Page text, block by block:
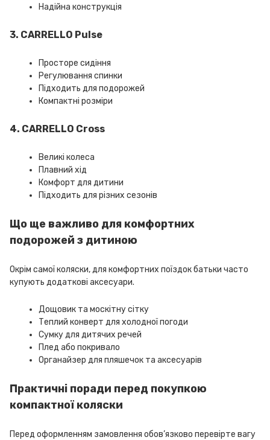
Надійна конструкція
3. CARRELLO Pulse
Просторе сидіння
Регулювання спинки
Підходить для подорожей
Компактні розміри
4. CARRELLO Cross
Великі колеса
Плавний хід
Комфорт для дитини
Підходить для різних сезонів
Що ще важливо для комфортних
подорожей з дитиною
Окрім самої коляски, для комфортних поїздок батьки часто
купують додаткові аксесуари.
Дощовик та москітну сітку
Теплий конверт для холодної погоди
Сумку для дитячих речей
Плед або покривало
Органайзер для пляшечок та аксесуарів
Практичні поради перед покупкою
компактної коляски
Перед оформленням замовлення обов’язково перевірте вагу